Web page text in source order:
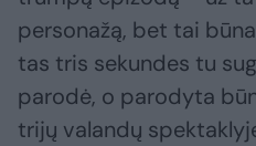
personažą, bet tai
tas tris sekundes tu
parodė, o parodyta
trijų valandų